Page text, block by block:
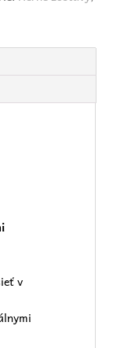
v